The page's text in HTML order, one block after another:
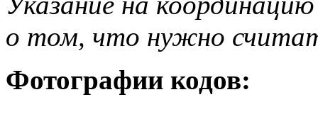
о том, что нужно
Фотографии кодов: